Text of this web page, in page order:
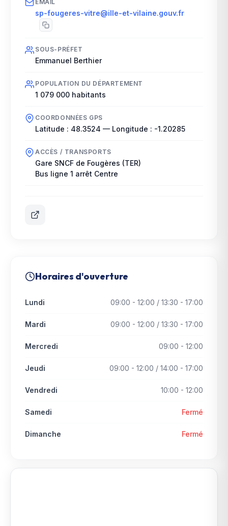
EMAIL
sp-fougeres-vitre@ille-et-vilaine.gouv.fr
SOUS-PRÉFET
Emmanuel Berthier
POPULATION DU DÉPARTEMENT
1 079 000 habitants
COORDONNÉES GPS
Latitude : 48.3524 — Longitude : -1.20285
ACCÈS / TRANSPORTS
Gare SNCF de Fougères (TER)
Bus ligne 1 arrêt Centre
Horaires d'ouverture
Lundi 09:00 - 12:00 / 13:30 - 17:00
Mardi 09:00 - 12:00 / 13:30 - 17:00
Mercredi 09:00 - 12:00
Jeudi 09:00 - 12:00 / 14:00 - 17:00
Vendredi 10:00 - 12:00
Samedi Fermé
Dimanche Fermé